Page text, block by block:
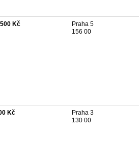
Kč
Praha 5
156 00
Kč
Praha 3
130 00